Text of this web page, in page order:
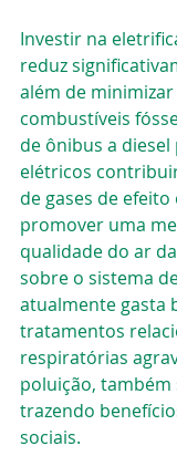
Investir na
reduz
além de
combustíveis
de ônibus a
elétricos
de gases de
promover uma
qualidade do ar
sobre o sistema
atualmente gasta
tratamentos
respiratórias
poluição, também
trazendo
sociais.